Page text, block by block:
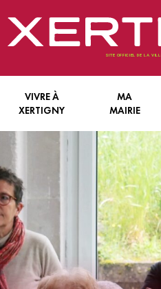
VIVRE À
XERTIGNY
& JEUNESSE
MA
MAIRIE
LE CONSEIL MUNICIPAL
LES SERVICES
L’INTERCOMMUNALITÉ
LES
LES
LES